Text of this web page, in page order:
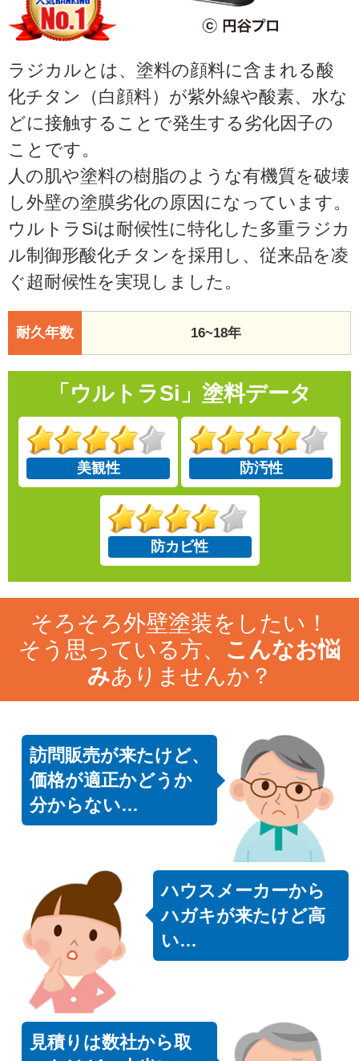
ラジカルとは、塗料の顔料に含まれる酸
化チタン（白顔料）が紫外線や酸素、水な
どに接触することで発生する劣化因子の
ことです。
人の肌や塗料の樹脂のような有機質を破壊
し外壁の塗膜劣化の原因になっています。
ウルトラSiは耐候性に特化した多重ラジカ
ル制御形酸化チタンを採用し、従来品を凌
ぐ超耐候性を実現しました。
耐久年数 16~18年
「ウルトラSi」塗料データ
美観性 防汚性
防カビ性
そろそろ外壁塗装をしたい！
そう思っている方、 こんなお悩
みありませんか？
訪問販売が来たけど、
価格が適正かどうか
分からない…
ハウスメーカーから
ハガキが来たけど高
い…
見積りは数社から取